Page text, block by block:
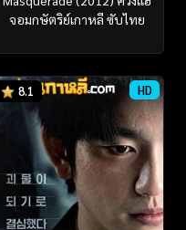
จอมกษัตริย์เกาหลี ซับไทย
8.1 HD